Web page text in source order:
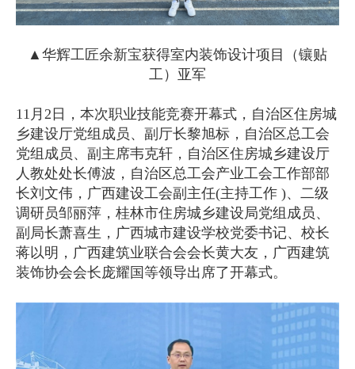
▲华辉工匠余新宝获得室内装饰设计项目（镶贴
工）亚军
11月2日，本次职业技能竞赛开幕式，自治区住房城
乡建设厅党组成员、副厅长黎旭标，自治区总工会
党组成员、副主席韦克轩，自治区住房城乡建设厅
人教处处长傅波，自治区总工会产业工会工作部部
长刘文伟，广西建设工会副主任(主持工作 )、二级
调研员邹丽萍，桂林市住房城乡建设局党组成员、
副局长萧喜生，广西城市建设学校党委书记、校长
蒋以明，广西建筑业联合会会长黄大友，广西建筑
装饰协会会长庞耀国等领导出席了开幕式。